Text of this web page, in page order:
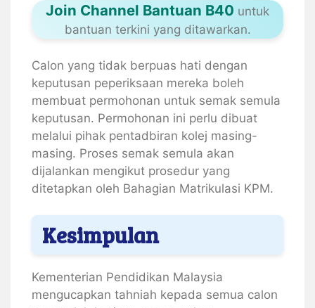
Join Channel Bantuan B40 untuk
bantuan terkini yang ditawarkan.
Calon yang tidak berpuas hati dengan
keputusan peperiksaan mereka boleh
membuat permohonan untuk semak semula
keputusan. Permohonan ini perlu dibuat
melalui pihak pentadbiran kolej masing-
masing. Proses semak semula akan
dijalankan mengikut prosedur yang
ditetapkan oleh Bahagian Matrikulasi KPM.
Kesimpulan
Kementerian Pendidikan Malaysia
mengucapkan tahniah kepada semua calon